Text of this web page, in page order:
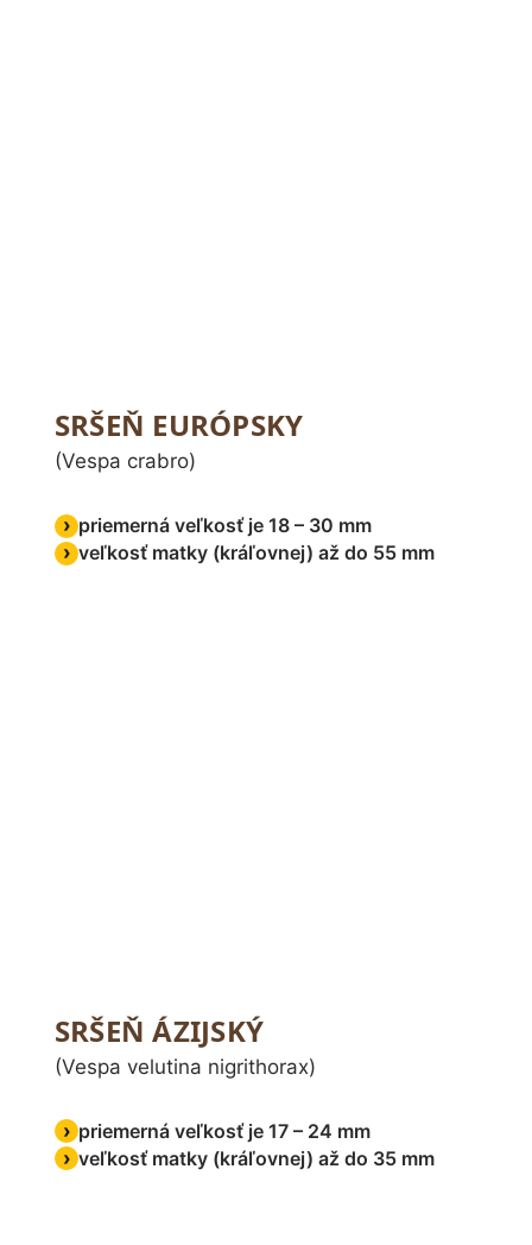
SRŠEŇ EURÓPSKY
(Vespa crabro)
priemerná veľkosť je 18 – 30 mm
veľkosť matky (kráľovnej) až do 55 mm
SRŠEŇ ÁZIJSKÝ
(Vespa velutina nigrithorax)
priemerná veľkosť je 17 – 24 mm
veľkosť matky (kráľovnej) až do 35 mm